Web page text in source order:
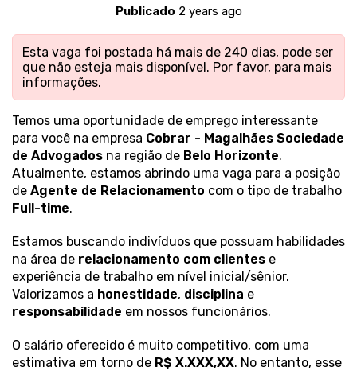
Publicado 2 years ago
Esta vaga foi postada há mais de 240 dias, pode ser
que não esteja mais disponível. Por favor, para mais
informações.
Temos uma oportunidade de emprego interessante
para você na empresa Cobrar - Magalhães Sociedade
de Advogados na região de Belo Horizonte.
Atualmente, estamos abrindo uma vaga para a posição
de Agente de Relacionamento com o tipo de trabalho
Full-time.
Estamos buscando indivíduos que possuam habilidades
na área de relacionamento com clientes e
experiência de trabalho em nível inicial/sênior.
Valorizamos a honestidade, disciplina e
responsabilidade em nossos funcionários.
O salário oferecido é muito competitivo, com uma
estimativa em torno de R$ X.XXX,XX. No entanto, esse